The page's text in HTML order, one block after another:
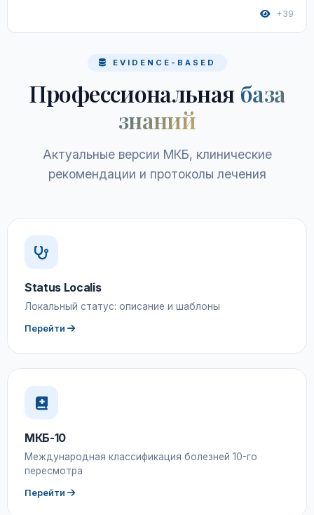
+39
EVIDENCE-BASED
Профессиональная база
знаний
Актуальные версии МКБ, клинические
рекомендации и протоколы лечения
Status Localis
Локальный статус: описание и шаблоны
Перейти
МКБ-10
Международная классификация болезней 10-го
пересмотра
Перейти